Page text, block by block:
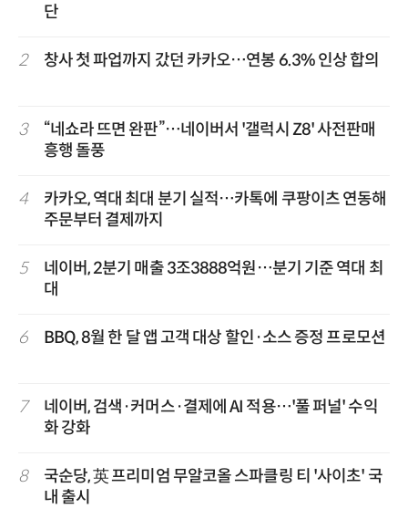
단
2 창사 첫 파업까지 갔던 카카오…연봉 6.3% 인상 합의
3
“네쇼라 뜨면 완판”…네이버서 '갤럭시 Z8' 사전판매
흥행 돌풍
4
카카오, 역대 최대 분기 실적…카톡에 쿠팡이츠 연동해
주문부터 결제까지
5
네이버, 2분기 매출 3조3888억원…분기 기준 역대 최
대
6 BBQ, 8월 한 달 앱 고객 대상 할인·소스 증정 프로모션
7
네이버, 검색·커머스·결제에 AI 적용…'풀 퍼널' 수익
화 강화
8
국순당, 英 프리미엄 무알코올 스파클링 티 '사이초' 국
내 출시